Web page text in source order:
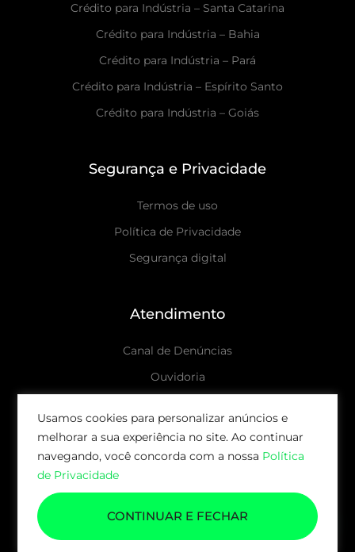
Usamos cookies para personalizar anúncios e
melhorar a sua experiência no site. Ao continuar
navegando, você concorda com a nossa Política
de Privacidade
CONTINUAR E FECHAR
Crédito para Indústria – Santa Catarina
Crédito para Indústria – Bahia
Crédito para Indústria – Pará
Crédito para Indústria – Espírito Santo
Crédito para Indústria – Goiás
Segurança e Privacidade
Termos de uso
Política de Privacidade
Segurança digital
Atendimento
Canal de Denúncias
Ouvidoria
© 2026 AUDAX CAPITAL | TODOS OS DIREITOS